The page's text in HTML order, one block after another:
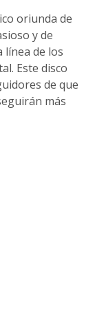
oriunda de
y de
línea de los
Este disco
de que
más